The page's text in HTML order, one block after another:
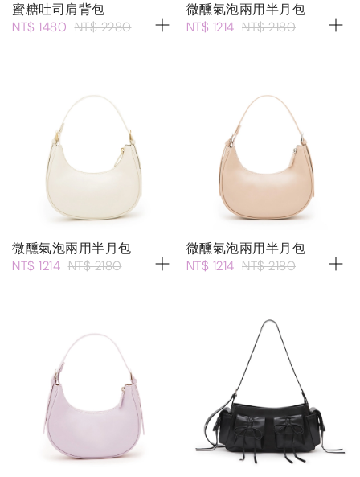
蜜糖吐司肩背包
NT$ 1480 NT$ 2280
微醺氣泡兩用半月包
NT$ 1214 NT$ 2180
微醺氣泡兩用半月包
NT$ 1214 NT$ 2180
微醺氣泡兩用半月包
NT$ 1214 NT$ 2180